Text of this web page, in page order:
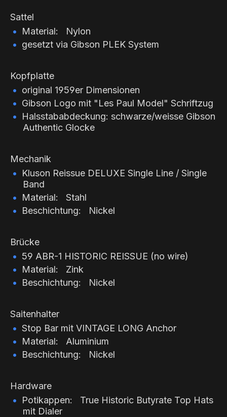
Sattel
Material: Nylon
gesetzt via Gibson PLEK System
Kopfplatte
original 1959er Dimensionen
Gibson Logo mit "Les Paul Model" Schriftzug
Halsstababdeckung: schwarze/weisse Gibson
Authentic Glocke
Mechanik
Kluson Reissue DELUXE Single Line / Single
Band
Material: Stahl
Beschichtung: Nickel
Brücke
59 ABR-1 HISTORIC REISSUE (no wire)
Material: Zink
Beschichtung: Nickel
Saitenhalter
Stop Bar mit VINTAGE LONG Anchor
Material: Aluminium
Beschichtung: Nickel
Hardware
Potikappen: True Historic Butyrate Top Hats
mit Dialer